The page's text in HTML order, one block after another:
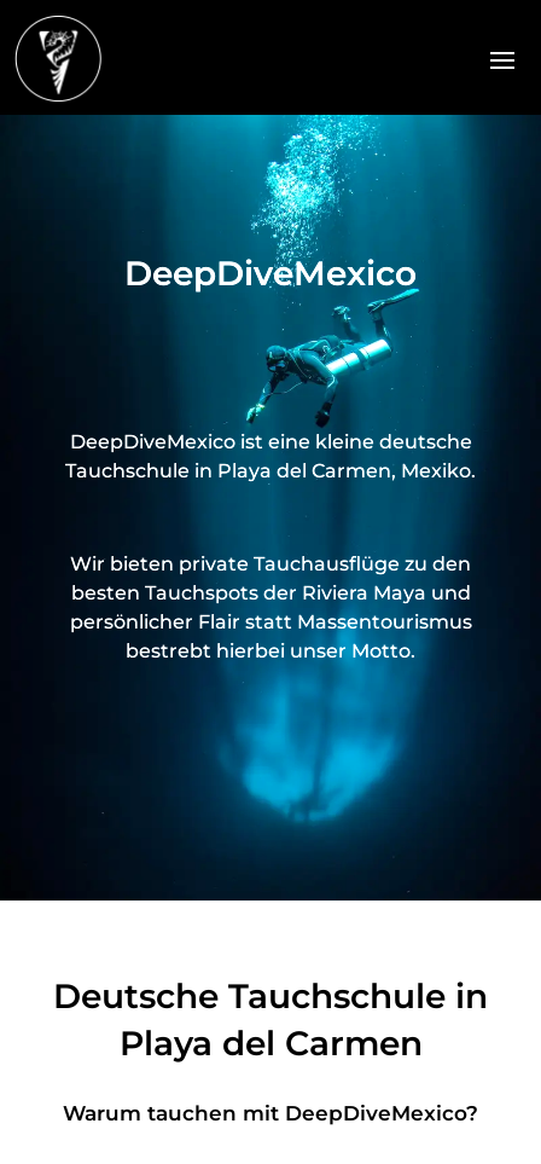
DeepDiveMexico
DeepDiveMexico ist eine kleine deutsche
Tauchschule in Playa del Carmen, Mexiko.
Wir bieten private Tauchausflüge zu den
besten Tauchspots der Riviera Maya und
persönlicher Flair statt Massentourismus
bestrebt hierbei unser Motto.
Deutsche Tauchschule in
Playa del Carmen
Warum tauchen mit DeepDiveMexico?